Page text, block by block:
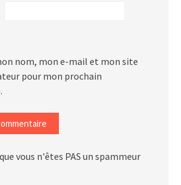
nom, mon e-mail et mon site
pour mon prochain
vous n'êtes PAS un spammeur